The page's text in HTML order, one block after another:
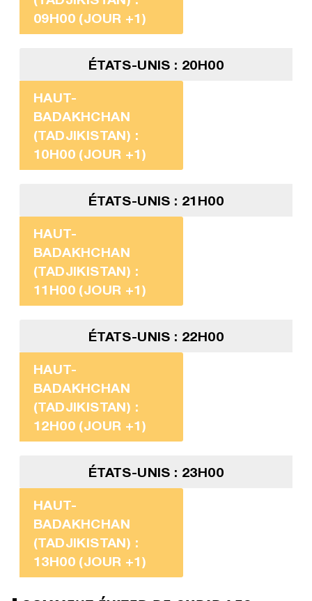
09H00 (JOUR +1)
ÉTATS-UNIS : 20H00
HAUT-
BADAKHCHAN
(TADJIKISTAN) :
10H00 (JOUR +1)
ÉTATS-UNIS : 21H00
HAUT-
BADAKHCHAN
(TADJIKISTAN) :
11H00 (JOUR +1)
ÉTATS-UNIS : 22H00
HAUT-
BADAKHCHAN
(TADJIKISTAN) :
12H00 (JOUR +1)
ÉTATS-UNIS : 23H00
HAUT-
BADAKHCHAN
(TADJIKISTAN) :
13H00 (JOUR +1)